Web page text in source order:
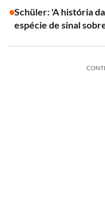
Schüler: 'A história
espécie de sinal